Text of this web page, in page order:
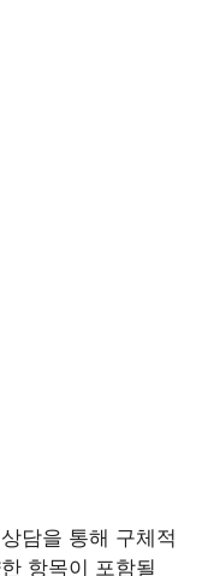
담을 통해 구체적
항목이 포함될